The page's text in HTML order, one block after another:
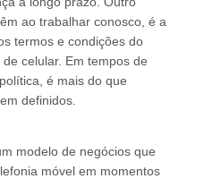
ao trabalhar conosco, é a
termos e condições do
celular. Em tempos de
é mais do que
definidos.
modelo de negócios que
móvel em momentos